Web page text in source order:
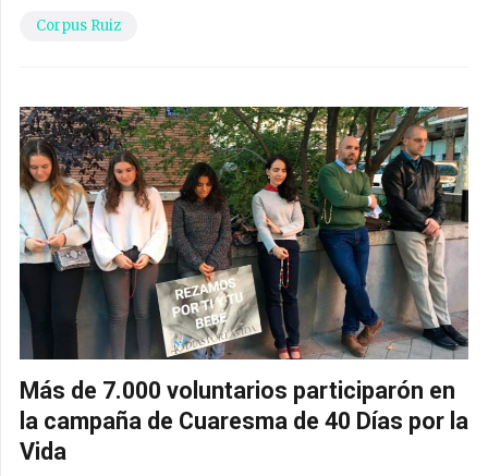
Corpus Ruiz
Más de 7.000 voluntarios participarón en
la campaña de Cuaresma de 40 Días por la
Vida